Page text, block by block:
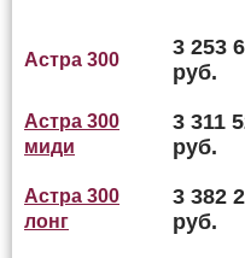
Астра 300
3 253
руб.
Астра 300
миди
3 311
руб.
Астра 300
лонг
3 382
руб.